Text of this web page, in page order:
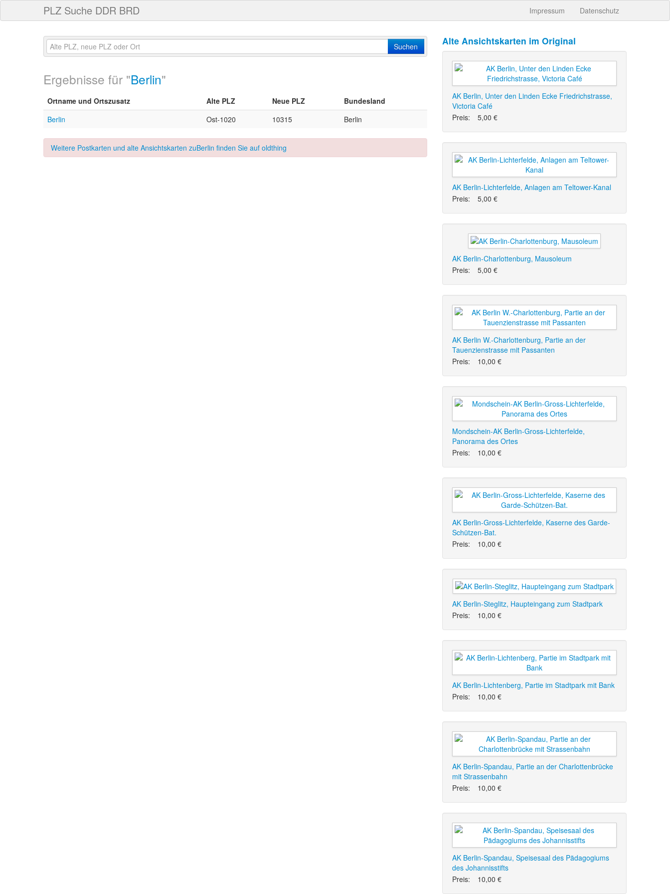
PLZ Suche DDR BRD Impressum Datenschutz
Suchen
Ergebnisse für "Berlin"
Ortname und Ortszusatz Alte PLZ Neue PLZ
Bundesland
Berlin
Ost-1020 10315 Berlin
Weitere Postkarten und alte Ansichtskarten zuBerlin finden Sie auf oldthing
Alte Ansichtskarten im Original
AK Berlin, Unter den Linden Ecke Friedrichstrasse,
Victoria Café
Preis:
5,00 €
AK Berlin-Lichterfelde, Anlagen am Teltower-Kanal
Preis:
5,00 €
AK Berlin-Charlottenburg, Mausoleum
Preis:
5,00 €
AK Berlin W.-Charlottenburg, Partie an der
Tauenzienstrasse mit Passanten
Preis:
10,00 €
Mondschein-AK Berlin-Gross-Lichterfelde,
Panorama des Ortes
Preis:
10,00 €
AK Berlin-Gross-Lichterfelde, Kaserne des Garde-
Schützen-Bat.
Preis:
10,00 €
AK Berlin-Steglitz, Haupteingang zum Stadtpark
Preis:
10,00 €
AK Berlin-Lichtenberg, Partie im Stadtpark mit Bank
Preis:
10,00 €
AK Berlin-Spandau, Partie an der Charlottenbrücke
mit Strassenbahn
Preis:
10,00 €
AK Berlin-Spandau, Speisesaal des Pädagogiums
des Johannisstifts
Preis:
10,00 €